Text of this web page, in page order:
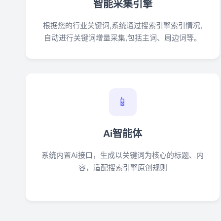
智能采集引擎
根据您的行业关键词,系统通过搜索引擎索引情况,
自动进行关键词增量采集,包括主词、周边词等。
📱
Ai智能体
系统内置Ai接口，生成以关键词为核心的标题、内
容，适配搜索引擎原创规则